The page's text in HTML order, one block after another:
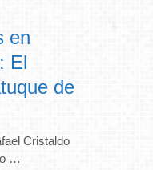
en
El
de
Cristaldo
…